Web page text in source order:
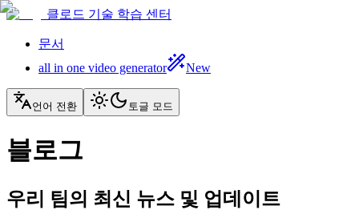
클로드 기술 학습 센터
문서
all in one video generator
New
언어 전환 토글 모드
블로그
우리 팀의 최신 뉴스 및 업데이트